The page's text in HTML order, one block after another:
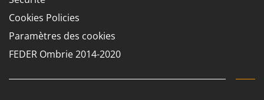
Cookies Policies
Paramètres des cookies
FEDER Ombrie 2014-2020